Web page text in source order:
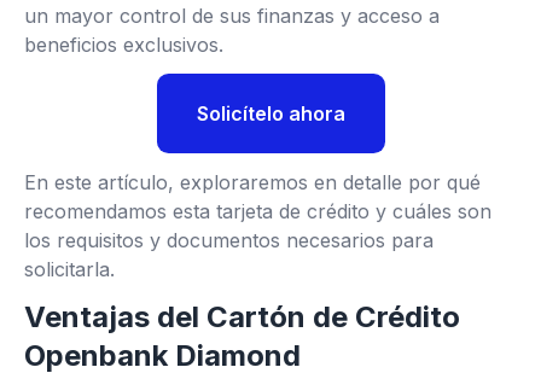
un mayor control de sus finanzas y acceso a
beneficios exclusivos.
Solicítelo ahora
En este artículo, exploraremos en detalle por qué
recomendamos esta tarjeta de crédito y cuáles son
los requisitos y documentos necesarios para
solicitarla.
Ventajas del Cartón de Crédito
Openbank Diamond